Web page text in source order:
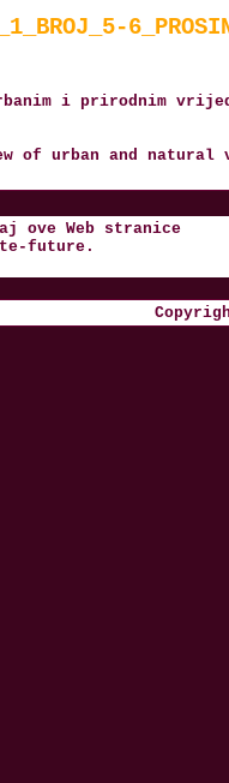
i prirodnim
of urban and
ove Web stranice
future .